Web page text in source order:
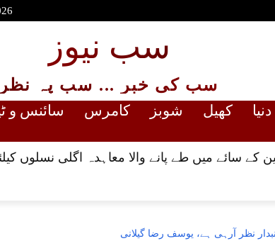
سب نیوز
سب کی خبر ... سب پہ نظر
دنیا کھیل شوبز کامرس سائنس و
کے سائے میں طے پانے والا معاہدہ اگلی نسلوں
نظر آرہی ہے، یوسف رضا گیلانی